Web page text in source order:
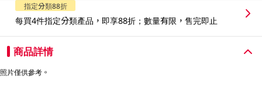
指定分類88折
每買4件指定分類產品，即享88折；數量有限，售完即止
商品詳情
照片僅供參考。